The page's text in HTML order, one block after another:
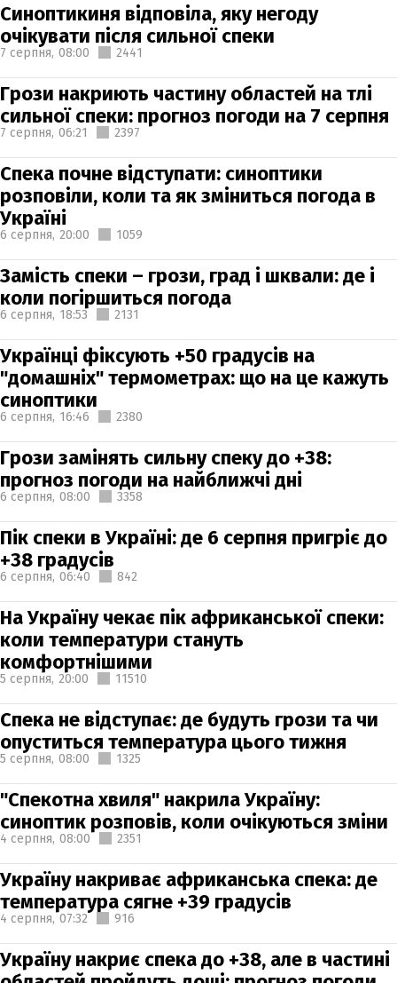
Синоптикиня відповіла, яку негоду
очікувати після сильної спеки
7 серпня, 08:00 2441
Грози накриють частину областей на тлі
сильної спеки: прогноз погоди на 7 серпня
7 серпня, 06:21 2397
Спека почне відступати: синоптики
розповіли, коли та як зміниться погода в
Україні
6 серпня, 20:00 1059
Замість спеки – грози, град і шквали: де і
коли погіршиться погода
6 серпня, 18:53 2131
Українці фіксують +50 градусів на
"домашніх" термометрах: що на це кажуть
синоптики
6 серпня, 16:46 2380
Грози замінять сильну спеку до +38:
прогноз погоди на найближчі дні
6 серпня, 08:00 3358
Пік спеки в Україні: де 6 серпня пригріє до
+38 градусів
6 серпня, 06:40 842
На Україну чекає пік африканської спеки:
коли температури стануть
комфортнішими
5 серпня, 20:00 11510
Спека не відступає: де будуть грози та чи
опуститься температура цього тижня
5 серпня, 08:00 1325
"Спекотна хвиля" накрила Україну:
синоптик розповів, коли очікуються зміни
4 серпня, 08:00 2351
Україну накриває африканська спека: де
температура сягне +39 градусів
4 серпня, 07:32 916
Україну накриє спека до +38, але в частині